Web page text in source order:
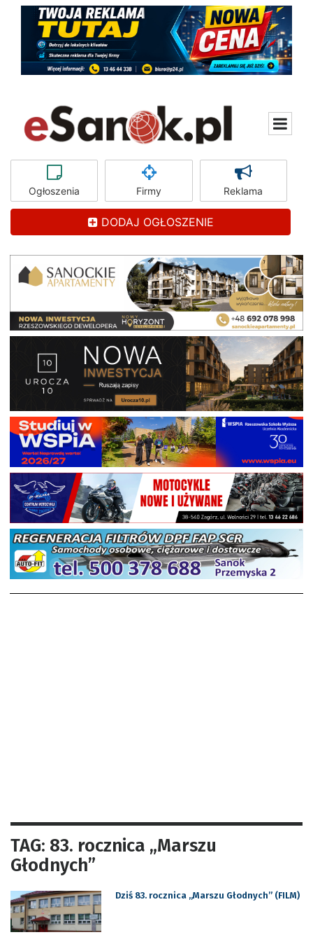
Ogłoszenia Firmy Reklama
DODAJ OGŁOSZENIE
TAG: 83. rocznica „Marszu
Głodnych”
Dziś 83. rocznica „Marszu Głodnych” (FILM)